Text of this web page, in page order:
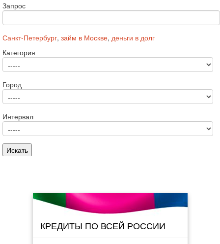
Запрос
Санкт-Петербург, займ в Москве, деньги в долг
Категория
Город
Интервал
КРЕДИТЫ ПО ВСЕЙ РОССИИ